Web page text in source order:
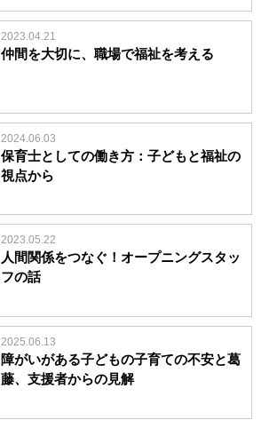
2023.04.21
仲間を大切に、職場で福祉を考える
2024.06.03
保育士としての働き方：子どもと福祉の
視点から
2023.05.22
人間関係をつなぐ！オープニングスタッ
フの話
2025.06.13
障がいがある子どもの子育ての不安と葛
藤、支援者からの見解